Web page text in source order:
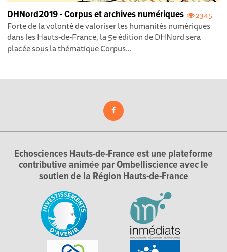
2345
DHNord2019 - Corpus et archives numériques
Forte de la volonté de valoriser les humanités numériques
dans les Hauts-de-France, la 5e édition de DHNord sera
placée sous la thématique Corpus...
Echosciences Hauts-de-France est une plateforme
contributive animée par Ombelliscience avec le
soutien de la Région Hauts-de-France